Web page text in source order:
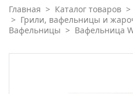
Главная > Каталог товаров >
> Грили, вафельницы и
Вафельницы > Вафельница